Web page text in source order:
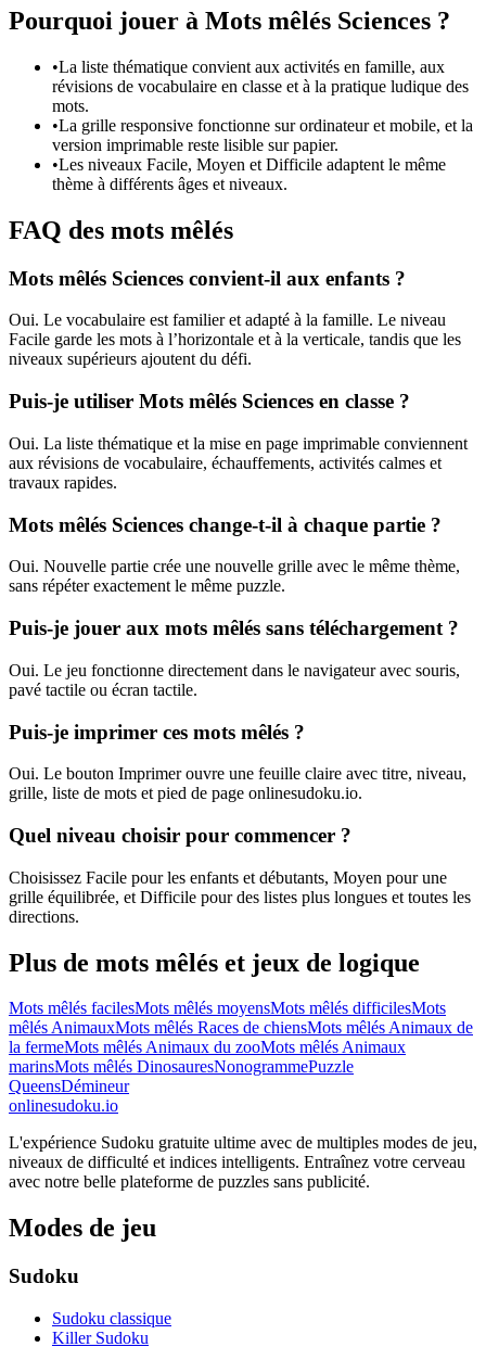
Pourquoi jouer à Mots mêlés Sciences ?
•La liste thématique convient aux activités en famille, aux
révisions de vocabulaire en classe et à la pratique ludique des
mots.
•La grille responsive fonctionne sur ordinateur et mobile, et la
version imprimable reste lisible sur papier.
•Les niveaux Facile, Moyen et Difficile adaptent le même
thème à différents âges et niveaux.
FAQ des mots mêlés
Mots mêlés Sciences convient-il aux enfants ?
Oui. Le vocabulaire est familier et adapté à la famille. Le niveau
Facile garde les mots à l’horizontale et à la verticale, tandis que les
niveaux supérieurs ajoutent du défi.
Puis-je utiliser Mots mêlés Sciences en classe ?
Oui. La liste thématique et la mise en page imprimable conviennent
aux révisions de vocabulaire, échauffements, activités calmes et
travaux rapides.
Mots mêlés Sciences change-t-il à chaque partie ?
Oui. Nouvelle partie crée une nouvelle grille avec le même thème,
sans répéter exactement le même puzzle.
Puis-je jouer aux mots mêlés sans téléchargement ?
Oui. Le jeu fonctionne directement dans le navigateur avec souris,
pavé tactile ou écran tactile.
Puis-je imprimer ces mots mêlés ?
Oui. Le bouton Imprimer ouvre une feuille claire avec titre, niveau,
grille, liste de mots et pied de page onlinesudoku.io.
Quel niveau choisir pour commencer ?
Choisissez Facile pour les enfants et débutants, Moyen pour une
grille équilibrée, et Difficile pour des listes plus longues et toutes les
directions.
Plus de mots mêlés et jeux de logique
Mots mêlés facilesMots mêlés moyensMots mêlés difficilesMots
mêlés AnimauxMots mêlés Races de chiensMots mêlés Animaux de
la fermeMots mêlés Animaux du zooMots mêlés Animaux
marinsMots mêlés DinosauresNonogrammePuzzle
QueensDémineur
onlinesudoku.io
L'expérience Sudoku gratuite ultime avec de multiples modes de jeu,
niveaux de difficulté et indices intelligents. Entraînez votre cerveau
avec notre belle plateforme de puzzles sans publicité.
Modes de jeu
Sudoku
Sudoku classique
Killer Sudoku